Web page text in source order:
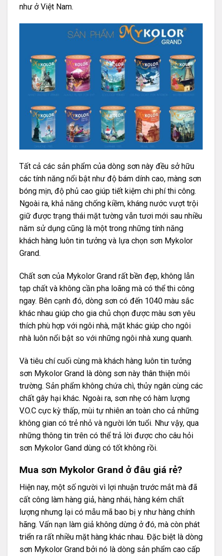
như ở Việt Nam.
Tất cả các sản phẩm của dòng sơn này đều sở hữu
các tính năng nổi bật như độ bám dính cao, màng sơn
bóng mịn, độ phủ cao giúp tiết kiệm chi phí thi công.
Ngoài ra, khả năng chống kiềm, kháng nước vượt trội
giữ được trạng thái mặt tường vẫn tươi mới sau nhiều
năm sử dụng cũng là một trong những tính năng
khách hàng luôn tin tưởng và lựa chọn sơn Mykolor
Grand.
Chất sơn của Mykolor Grand rất bền đẹp, không lẫn
tạp chất và không cần pha loãng mà có thể thi công
ngay. Bên cạnh đó, dòng sơn có đến 1040 màu sắc
khác nhau giúp cho gia chủ chọn được màu sơn yêu
thích phù hợp với ngôi nhà, mặt khác giúp cho ngôi
nhà luôn nổi bật so với những ngôi nhà xung quanh.
Và tiêu chí cuối cùng mà khách hàng luôn tin tưởng
sơn Mykolor Grand là dòng sơn này thân thiện môi
trường. Sản phẩm không chứa chì, thủy ngân cùng các
chất gây hại khác. Ngoài ra, sơn nhẹ có hàm lượng
V.O.C cực kỳ thấp, mùi tự nhiên an toàn cho cả những
không gian có trẻ nhỏ và người lớn tuổi. Như vậy, qua
những thông tin trên có thể trả lời được cho câu hỏi
sơn Mykolor Gand dùng có tốt không rồi.
Mua sơn Mykolor Grand ở đâu giá rẻ?
Hiện nay, một số người vì lợi nhuận trước mắt mà đã
cất công làm hàng giả, hàng nhái, hàng kém chất
lượng nhưng lại có mẫu mã bao bị y như hàng chính
hãng. Vấn nạn làm giả không dừng ở đó, mà còn phát
triển ra rất nhiều mặt hàng khác nhau. Đặc biệt là dòng
sơn Mykolor Grand bởi nó là dòng sản phẩm cao cấp